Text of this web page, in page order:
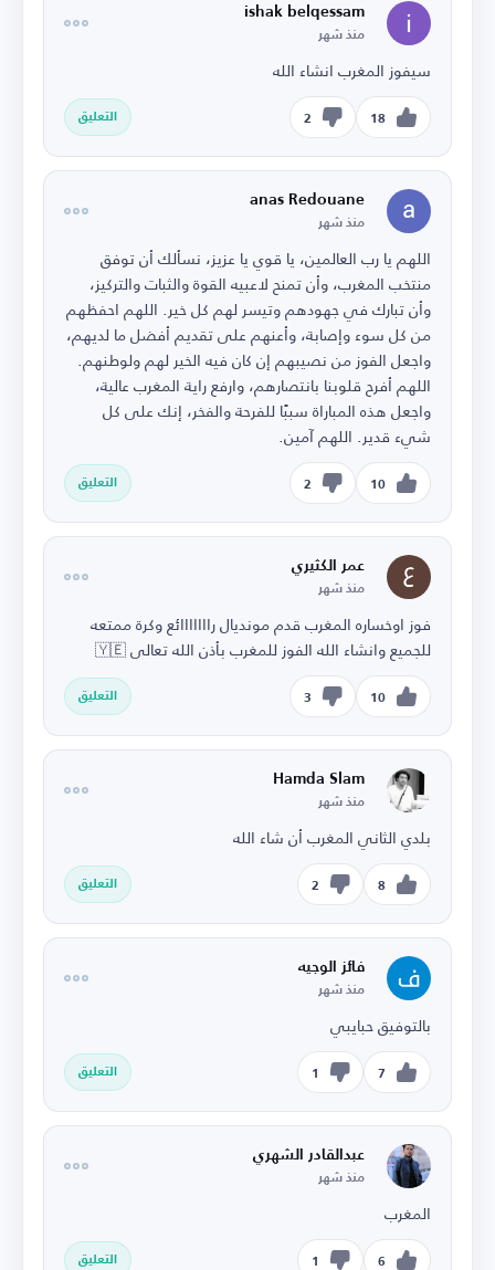
ishak belqessam
منذ شهر
سيفوز المغرب انشاء الله
18
2 التعليق
anas Redouane
منذ شهر
اللهم يا رب العالمين، يا قوي يا عزيز، نسألك أن توفق
منتخب المغرب، وأن تمنح لاعبيه القوة والثبات والتركيز،
وأن تبارك في جهودهم وتيسر لهم كل خير. اللهم احفظهم
من كل سوء وإصابة، وأعنهم على تقديم أفضل ما لديهم،
واجعل الفوز من نصيبهم إن كان فيه الخير لهم ولوطنهم.
اللهم أفرح قلوبنا بانتصارهم، وارفع راية المغرب عالية،
واجعل هذه المباراة سببًا للفرحة والفخر، إنك على كل
شيء قدير. اللهم آمين.
10
2 التعليق
عمر الكثيري
منذ شهر
فوز اوخساره المغرب قدم مونديال رااااااائع وكرة ممتعه
للجميع وانشاء الله الفوز للمغرب بأذن الله تعالى 🇾🇪
10
3 التعليق
Hamda Slam
منذ شهر
بلدي الثاني المغرب أن شاء الله
8
2 التعليق
فائز الوجيه
منذ شهر
بالتوفيق حبايبي
7
1 التعليق
عبدالقادر الشهري
منذ شهر
المغرب
6
1 التعليق